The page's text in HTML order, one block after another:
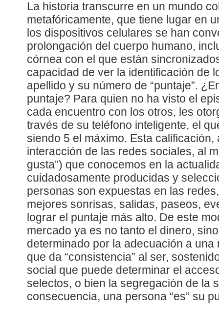
La historia transcurre en un mundo
metafóricamente, que tiene lugar en
los dispositivos celulares se han
prolongación del cuerpo humano,
córnea con el que están
capacidad de ver la identificación de
apellido y su número de “puntaje”.
puntaje? Para quien no ha visto el
cada encuentro con los otros, les
través de su teléfono inteligente, el
siendo 5 el máximo. Esta
interacción de las redes sociales, al
gusta”) que conocemos en la
cuidadosamente producidas y
personas son expuestas en las
mejores sonrisas, salidas, paseos,
lograr el puntaje más alto. De este
mercado ya es no tanto el dinero,
determinado por la adecuación a
que da “consistencia” al ser,
social que puede determinar el
selectos, o bien la segregación de la
consecuencia, una persona “es” su